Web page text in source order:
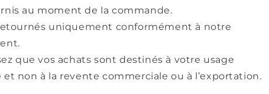
au moment de la commande.
uniquement conformément à notre
que vos achats sont destinés à votre usage
non à la revente commerciale ou à l’exportation.